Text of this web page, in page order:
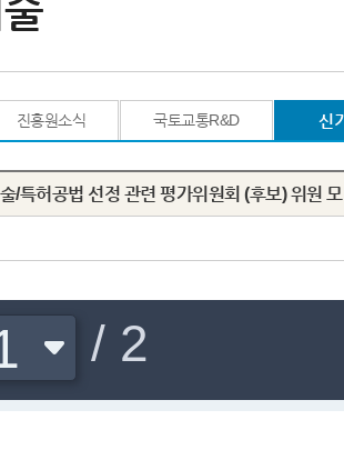
진흥원소식 국토교통R&D 신
/특허공법 선정 관련 평가위원회 (후보) 위원